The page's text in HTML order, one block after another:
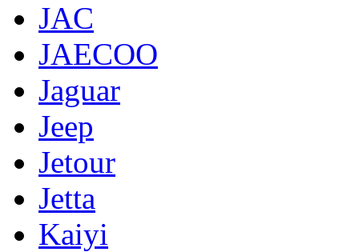
JAC
JAECOO
Jaguar
Jeep
Jetour
Jetta
Kaiyi